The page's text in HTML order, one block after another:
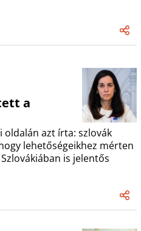
a
oldalán azt írta: szlovák
lehetőségeikhez mérten
is jelentős